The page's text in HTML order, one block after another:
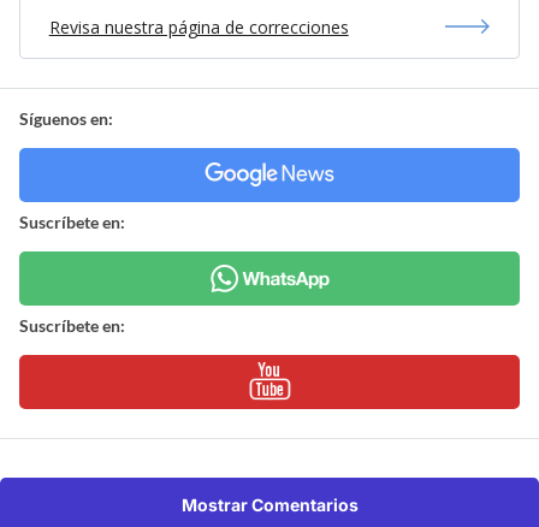
Revisa nuestra página de correcciones
Síguenos en:
Suscríbete en:
Suscríbete en:
Mostrar Comentarios